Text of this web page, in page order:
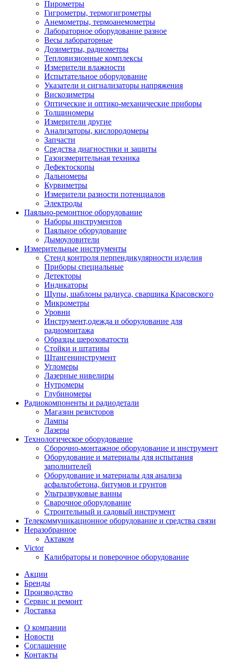
Пирометры
Гигрометры, термогигрометры
Анемометры, термоанемометры
Лабораторное оборудование разное
Весы лабораторные
Дозиметры, радиометры
Тепловизионные комплексы
Измерители влажности
Испытательное оборудование
Указатели и сигнализаторы напряжения
Вискозиметры
Оптические и оптико-механические приборы
Толщиномеры
Измерители другие
Анализаторы, кислородомеры
Запчасти
Средства диагностики и защиты
Газоизмерительная техника
Дефектоскопы
Дальномеры
Курвиметры
Измерители разности потенциалов
Электроды
Паяльно-ремонтное оборудование
Наборы инструментов
Паяльное оборудование
Дымоуловители
Измерительные инструменты
Стенд контроля перпендикулярности изделия
Приборы специальные
Детекторы
Индикаторы
Щупы, шаблоны радиуса, сварщика Красовского
Микрометры
Уровни
Инструмент,одежда и оборудование для
радиомонтажа
Образцы шероховатости
Стойки и штативы
Штангенинструмент
Угломеры
Лазерные нивелиры
Нутромеры
Глубиномеры
Радиокомпоненты и радиодетали
Магазин резисторов
Лампы
Лазеры
Технологическое оборудование
Сборочно-монтажное оборудование и инструмент
Оборудование и материалы для испытания
заполнителей
Оборудование и материалы для анализа
асфальтобетона, битумов и грунтов
Ультразвуковые ванны
Сварочное оборудование
Строительный и садовый инструмент
Телекоммуникационное оборудование и средства связи
Неразобранное
Актаком
Victor
Калибраторы и поверочное оборудование
Акции
Бренды
Производство
Сервис и ремонт
Доставка
О компании
Новости
Соглашение
Контакты